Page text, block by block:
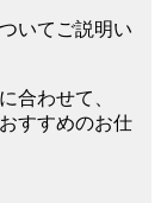
いてご説明い
合わせて、
すすめのお仕